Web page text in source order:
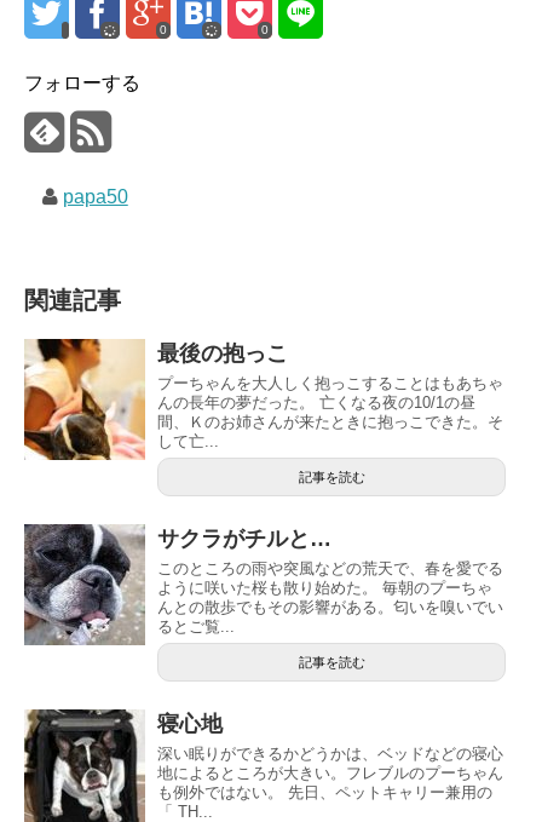
0 0
フォローする
papa50
関連記事
最後の抱っこ
プーちゃんを大人しく抱っこすることはもあちゃ
んの長年の夢だった。 亡くなる夜の10/1の昼
間、Ｋのお姉さんが来たときに抱っこできた。そ
して亡...
記事を読む
サクラがチルと…
このところの雨や突風などの荒天で、春を愛でる
ように咲いた桜も散り始めた。 毎朝のプーちゃ
んとの散歩でもその影響がある。匂いを嗅いでい
るとご覧...
記事を読む
寝心地
深い眠りができるかどうかは、ベッドなどの寝心
地によるところが大きい。フレブルのプーちゃん
も例外ではない。 先日、ペットキャリー兼用の
「 TH...